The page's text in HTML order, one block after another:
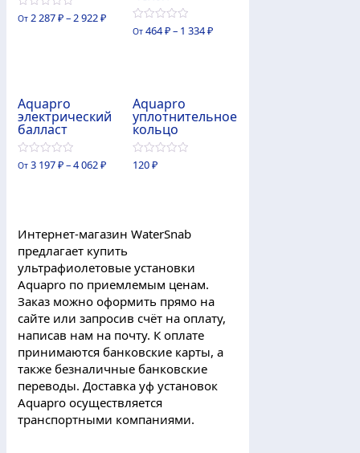
0
из
От 2 287₽–2 922₽
0
из
От 464₽– 1 334₽
Aquapro
электрический
балласт
0
из
От 3 197₽–4 062₽
Aquapro
уплотнительное
кольцо
0
из
120₽
Интернет-магазин WaterSnab
предлагает купить
ультрафиолетовые установки
Aquapro по приемлемым ценам.
Заказ можно оформить прямо на
сайте или запросив счёт на оплату,
написав нам на почту. К оплате
принимаются банковские карты, а
также безналичные банковские
переводы. Доставка уф установок
Aquapro осуществляется
транспортными компаниями.